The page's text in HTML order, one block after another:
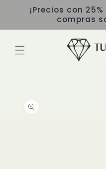
directamente
¡Precios con
compras
información